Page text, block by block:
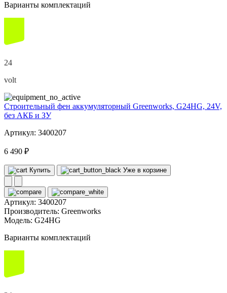
Варианты комплектаций
24
volt
Строительный фен аккумуляторный Greenworks, G24HG, 24V,
без АКБ и ЗУ
Артикул: 3400207
6 490 ₽
Купить Уже в корзине
Артикул: 3400207
Производитель: Greenworks
Модель: G24HG
Варианты комплектаций